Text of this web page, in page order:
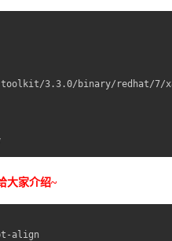
toolkit/3.3.0/binary/redhat/7/
大家介绍~
pt-align